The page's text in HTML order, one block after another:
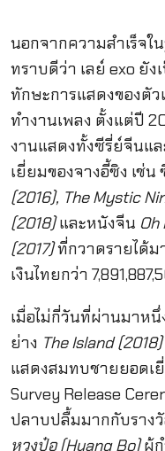
นอกจากความสำเร็จใ
ทราบดีว่า เลย์ exo ยั
ทักษะการแสดงของตัว
ทำงานเพลง ตั้งแต่ปี
งานแสดงทั้งซีรี่ย์จีนแล
เยี่ยมของจางอี้ซิง เช่น
(2016), The Mystic
(2018)และหนังจีน Oh
(2017)ที่กวาดรายได้ม
เงินไทยกว่า
เมื่อไม่กี่วันที่ผ่านมาหนึ่
ย่าง The Island (2018)
แสดงสมทบชายยอดเ
Survey Release
ปลาบปลื้มมากกับราง
หวงป๋อ (Huang Bo)ผู้ก